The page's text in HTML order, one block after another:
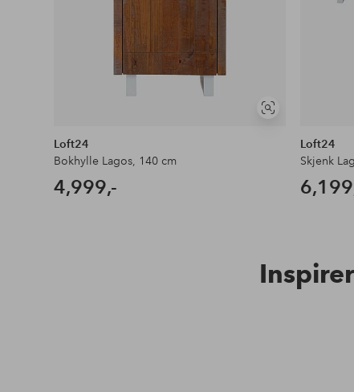
Vis
Loft24
Bokhylle Lagos, 140 cm
4,999,-
Loft24
Skjenk